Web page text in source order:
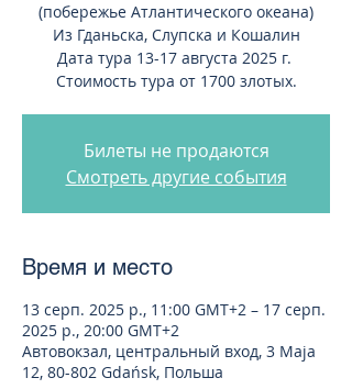
(побережье Атлантического океана)
Из Гданьска, Слупска и Кошалин
Дата тура 13-17 августа 2025 г.
Стоимость тура от 1700 злотых.
Билеты не продаются
Смотреть другие события
Время и место
13 серп. 2025 р., 11:00 GMT+2 – 17 серп.
2025 р., 20:00 GMT+2
Автовокзал, центральный вход, 3 Maja
12, 80-802 Gdańsk, Польша